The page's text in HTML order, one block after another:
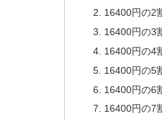
16400円の2
16400円の3
16400円の4
16400円の5
16400円の6
16400円の7